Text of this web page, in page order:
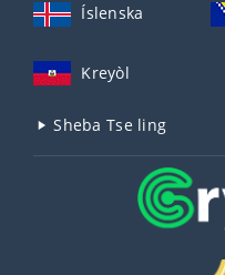
Íslenska
Kreyòl
Sheba Tse ling